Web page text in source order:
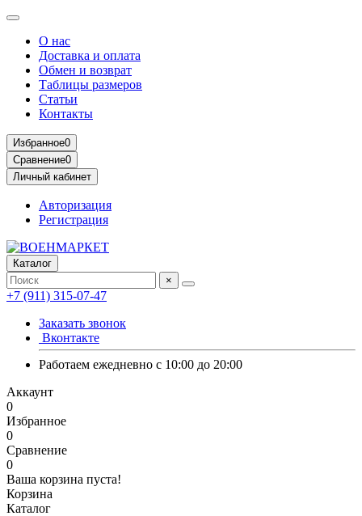
О нас
Доставка и оплата
Обмен и возврат
Таблицы размеров
Статьи
Контакты
Избранное0
Сравнение0
Личный кабинет
Авторизация
Регистрация
Каталог
×
+7 (911) 315-07-47
Заказать звонок
Вконтакте
Работаем ежедневно с 10:00 до 20:00
Аккаунт
0
Избранное
0
Сравнение
0
Ваша корзина пуста!
Корзина
Каталог